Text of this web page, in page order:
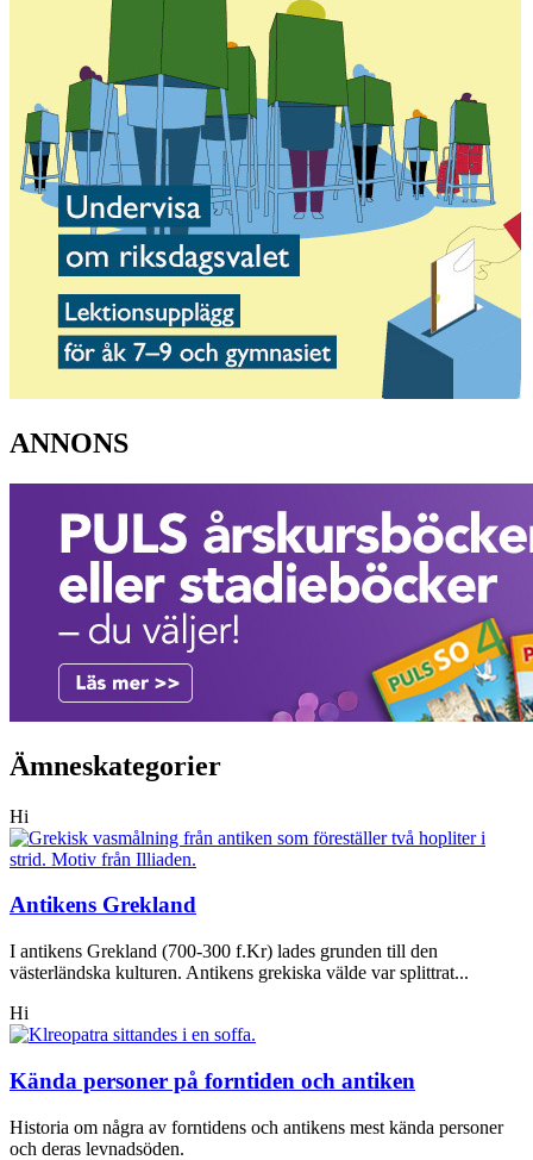
ANNONS
Ämneskategorier
Hi
Antikens Grekland
I antikens Grekland (700-300 f.Kr) lades grunden till den
västerländska kulturen. Antikens grekiska välde var splittrat...
Hi
Kända personer på forntiden och antiken
Historia om några av forntidens och antikens mest kända personer
och deras levnadsöden.